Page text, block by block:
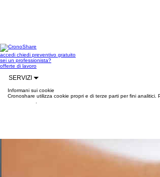
accedi chiedi preventivo gratuito
sei un professionista?
offerte di lavoro
SERVIZI
Informani sui cookie
Cronoshare utilizza cookie propri e di terze parti per fini analitici.